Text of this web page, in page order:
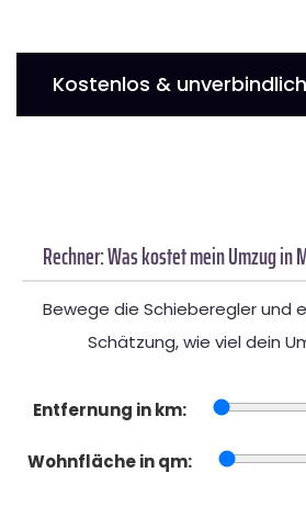
Kostenlos &
Rechner: Was kostet mein Umzug in
Bewege die Schieberegler und
Schätzung, wie viel dein
Entfernung in km:
Wohnfläche in qm: